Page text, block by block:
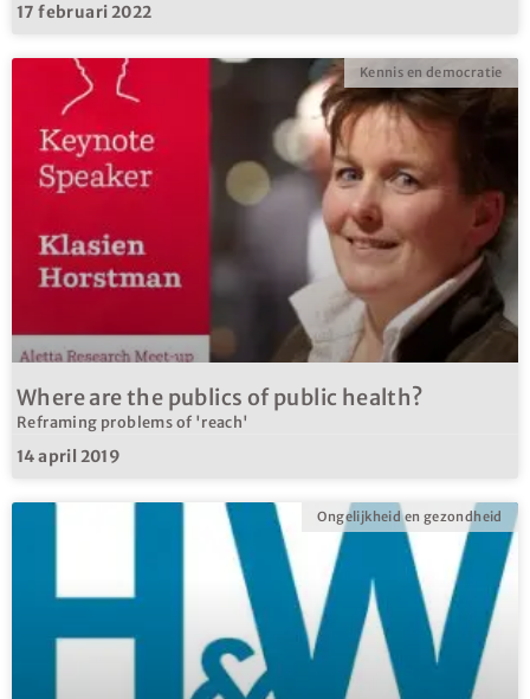
17 februari 2022
Kennis en democratie
Where are the publics of public health?
Reframing problems of 'reach'
14 april 2019
Ongelijkheid en gezondheid